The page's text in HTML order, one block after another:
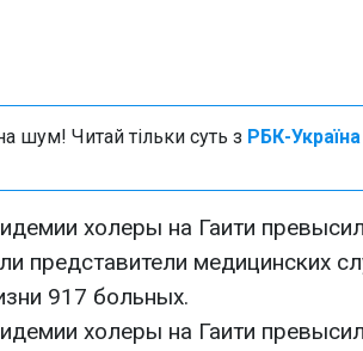
шум! Читай тільки суть з РБК-Україна
холеры на Гаити
представители медицинских
917 больных.
холеры на Гаити